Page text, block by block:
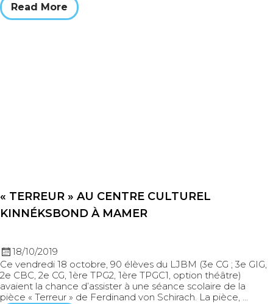
Read More
« TERREUR » AU CENTRE CULTUREL
KINNÉKSBOND À MAMER
18/10/2019
Ce vendredi 18 octobre, 90 élèves du LJBM (3e CG ; 3e GIG,
2e CBC, 2e CG, 1ère TPG2, 1ère TPGC1, option théâtre)
avaient la chance d’assister à une séance scolaire de la
pièce « Terreur » de Ferdinand von Schirach. La pièce, …